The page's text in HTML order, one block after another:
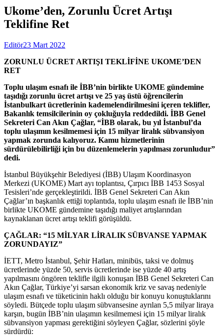
Ukome’den, Zorunlu Ücret Artışı
Teklifine Ret
Editör23 Mart 2022
ZORUNLU ÜCRET ARTIŞI TEKLİFİNE UKOME’DEN
RET
Toplu ulaşım esnafı ile İBB’nin birlikte UKOME gündemine
taşıdığı zorunlu ücret artışı ve 25 yaş üstü öğrencilerin
İstanbulkart ücretlerinin kademelendirilmesini içeren teklifler,
Bakanlık temsilcilerinin oy çokluğuyla reddedildi. İBB Genel
Sekreteri Can Akın Çağlar, “İBB olarak, bu yıl İstanbul’da
toplu ulaşımın kesilmemesi için 15 milyar liralık sübvansiyon
yapmak zorunda kalıyoruz. Kamu hizmetlerinin
sürdürülebilirliği için bu düzenlemelerin yapılması zorunludur”
dedi.
İstanbul Büyükşehir Belediyesi (İBB) Ulaşım Koordinasyon
Merkezi (UKOME) Mart ayı toplantısı, Çırpıcı İBB 1453 Sosyal
Tesisleri’nde gerçekleştirildi. İBB Genel Sekreteri Can Akın
Çağlar’ın başkanlık ettiği toplantıda, toplu ulaşım esnafı ile İBB’nin
birlikte UKOME gündemine taşıdığı maliyet artışlarından
kaynaklanan ücret artışı teklifi görüşüldü.
ÇAĞLAR: “15 MİLYAR LİRALIK SÜBVANSE YAPMAK
ZORUNDAYIZ”
İETT, Metro İstanbul, Şehir Hatları, minibüs, taksi ve dolmuş
ücretlerinde yüzde 50, servis ücretlerinde ise yüzde 40 artış
yapılmasını öngören teklifle ilgili konuşan İBB Genel Sekreteri Can
Akın Çağlar, Türkiye’yi sarsan ekonomik kriz ve savaş nedeniyle
ulaşım esnafı ve tüketicinin haklı olduğu bir konuyu konuştuklarını
söyledi. Bütçede toplu ulaşım sübvansesine ayrılan 5,5 milyar liraya
karşın, bugün İBB’nin ulaşımın kesilmemesi için 15 milyar liralık
sübvansiyon yapması gerektiğini söyleyen Çağlar, sözlerini şöyle
sürdürdü: